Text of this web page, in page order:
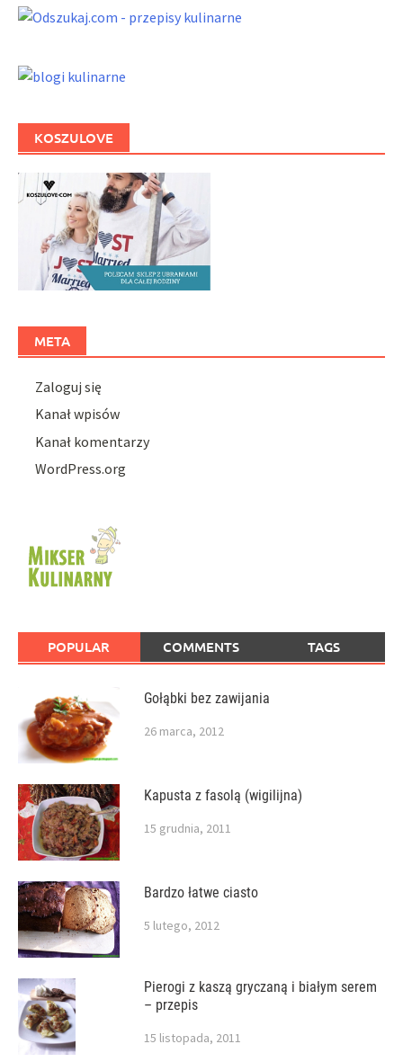
KOSZULOVE
META
Zaloguj się
Kanał wpisów
Kanał komentarzy
WordPress.org
POPULAR COMMENTS TAGS
Gołąbki bez zawijania
26 marca, 2012
Kapusta z fasolą (wigilijna)
15 grudnia, 2011
Bardzo łatwe ciasto
5 lutego, 2012
Pierogi z kaszą gryczaną i białym serem
– przepis
15 listopada, 2011